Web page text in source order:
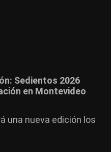
Sedientos 2026
en Montevideo
una nueva edición los